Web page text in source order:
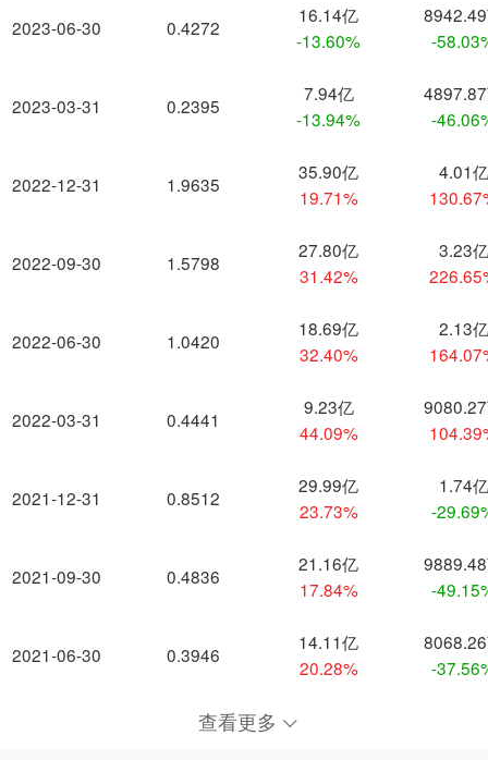
2023-06-30
2023-03-31
2022-12-31
2022-09-30
2022-06-30
2022-03-31
2021-12-31
2021-09-30
2021-06-30
0.4272
16.14亿
-13.60%
-
0.2395
7.94亿
-13.94%
-
1.9635
35.90亿
19.71%
4.01亿
1.5798
27.80亿
31.42%
3.23亿
1.0420
18.69亿
32.40%
2.13亿
0.4441
9.23亿
44.09%
0.8512
29.99亿
23.73%
1.74亿
-
0.4836
21.16亿
17.84%
-
0.3946
14.11亿
20.28%
-
查看更多